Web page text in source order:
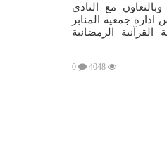
مع النادي
جمعية المنابر
القرآنية الرمضانية